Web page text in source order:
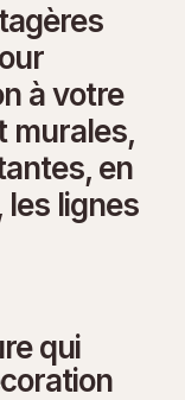
à votre
murales,
en
les lignes
qui